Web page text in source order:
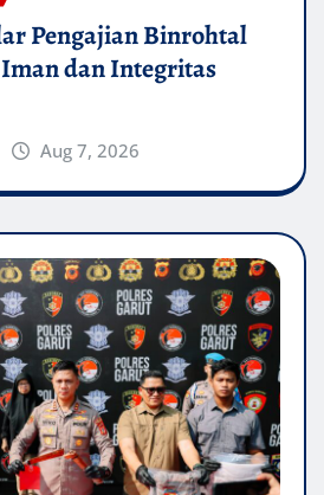
Pengajian Binrohtal
dan Integritas
Aug 7, 2026